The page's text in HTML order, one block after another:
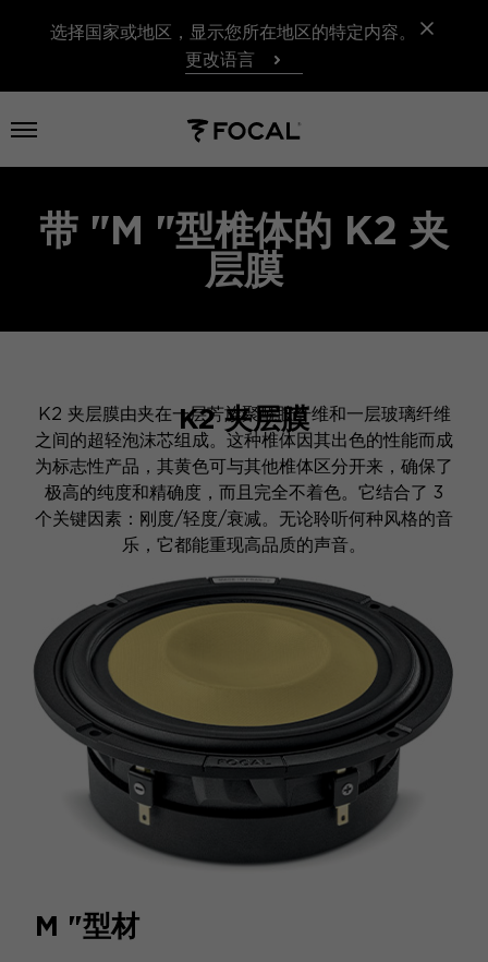
选择国家或地区，显示您所在地区的特定内容。
更改语言
打开菜单
带 "M "型椎体的 K2 夹
层膜
K2 夹层膜
K2 夹层膜由夹在一层芳族聚酰胺纤维和一层玻璃纤维
之间的超轻泡沫芯组成。这种椎体因其出色的性能而成
为标志性产品，其黄色可与其他椎体区分开来，确保了
极高的纯度和精确度，而且完全不着色。它结合了 3
个关键因素：刚度/轻度/衰减。无论聆听何种风格的音
乐，它都能重现高品质的声音。
M "型材